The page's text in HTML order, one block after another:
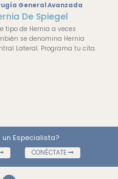
General Avanzada
De Spiegel
tipo de Hernia a veces
se denomina Hernia
Lateral. Programa tu cita.
Especialista?
CONÉCTATE